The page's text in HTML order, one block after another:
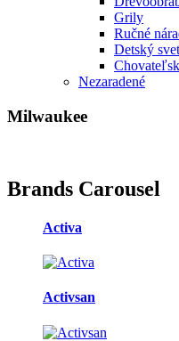
Grily
Ručné
Detský svet
Nezaradené
Milwaukee
Brands Carousel
Activa
Activsan